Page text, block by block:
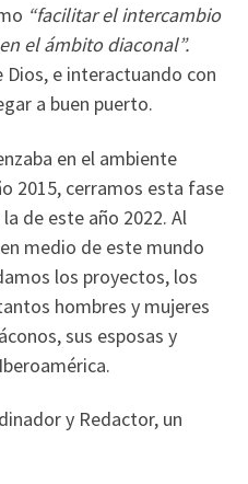
“facilitar el intercambio
el ámbito diaconal”.
Dios, e interactuando con
a buen puerto.
en el ambiente
2015, cerramos esta fase
de este año 2022. Al
medio de este mundo
los proyectos, los
hombres y mujeres
sus esposas y
y Redactor, un